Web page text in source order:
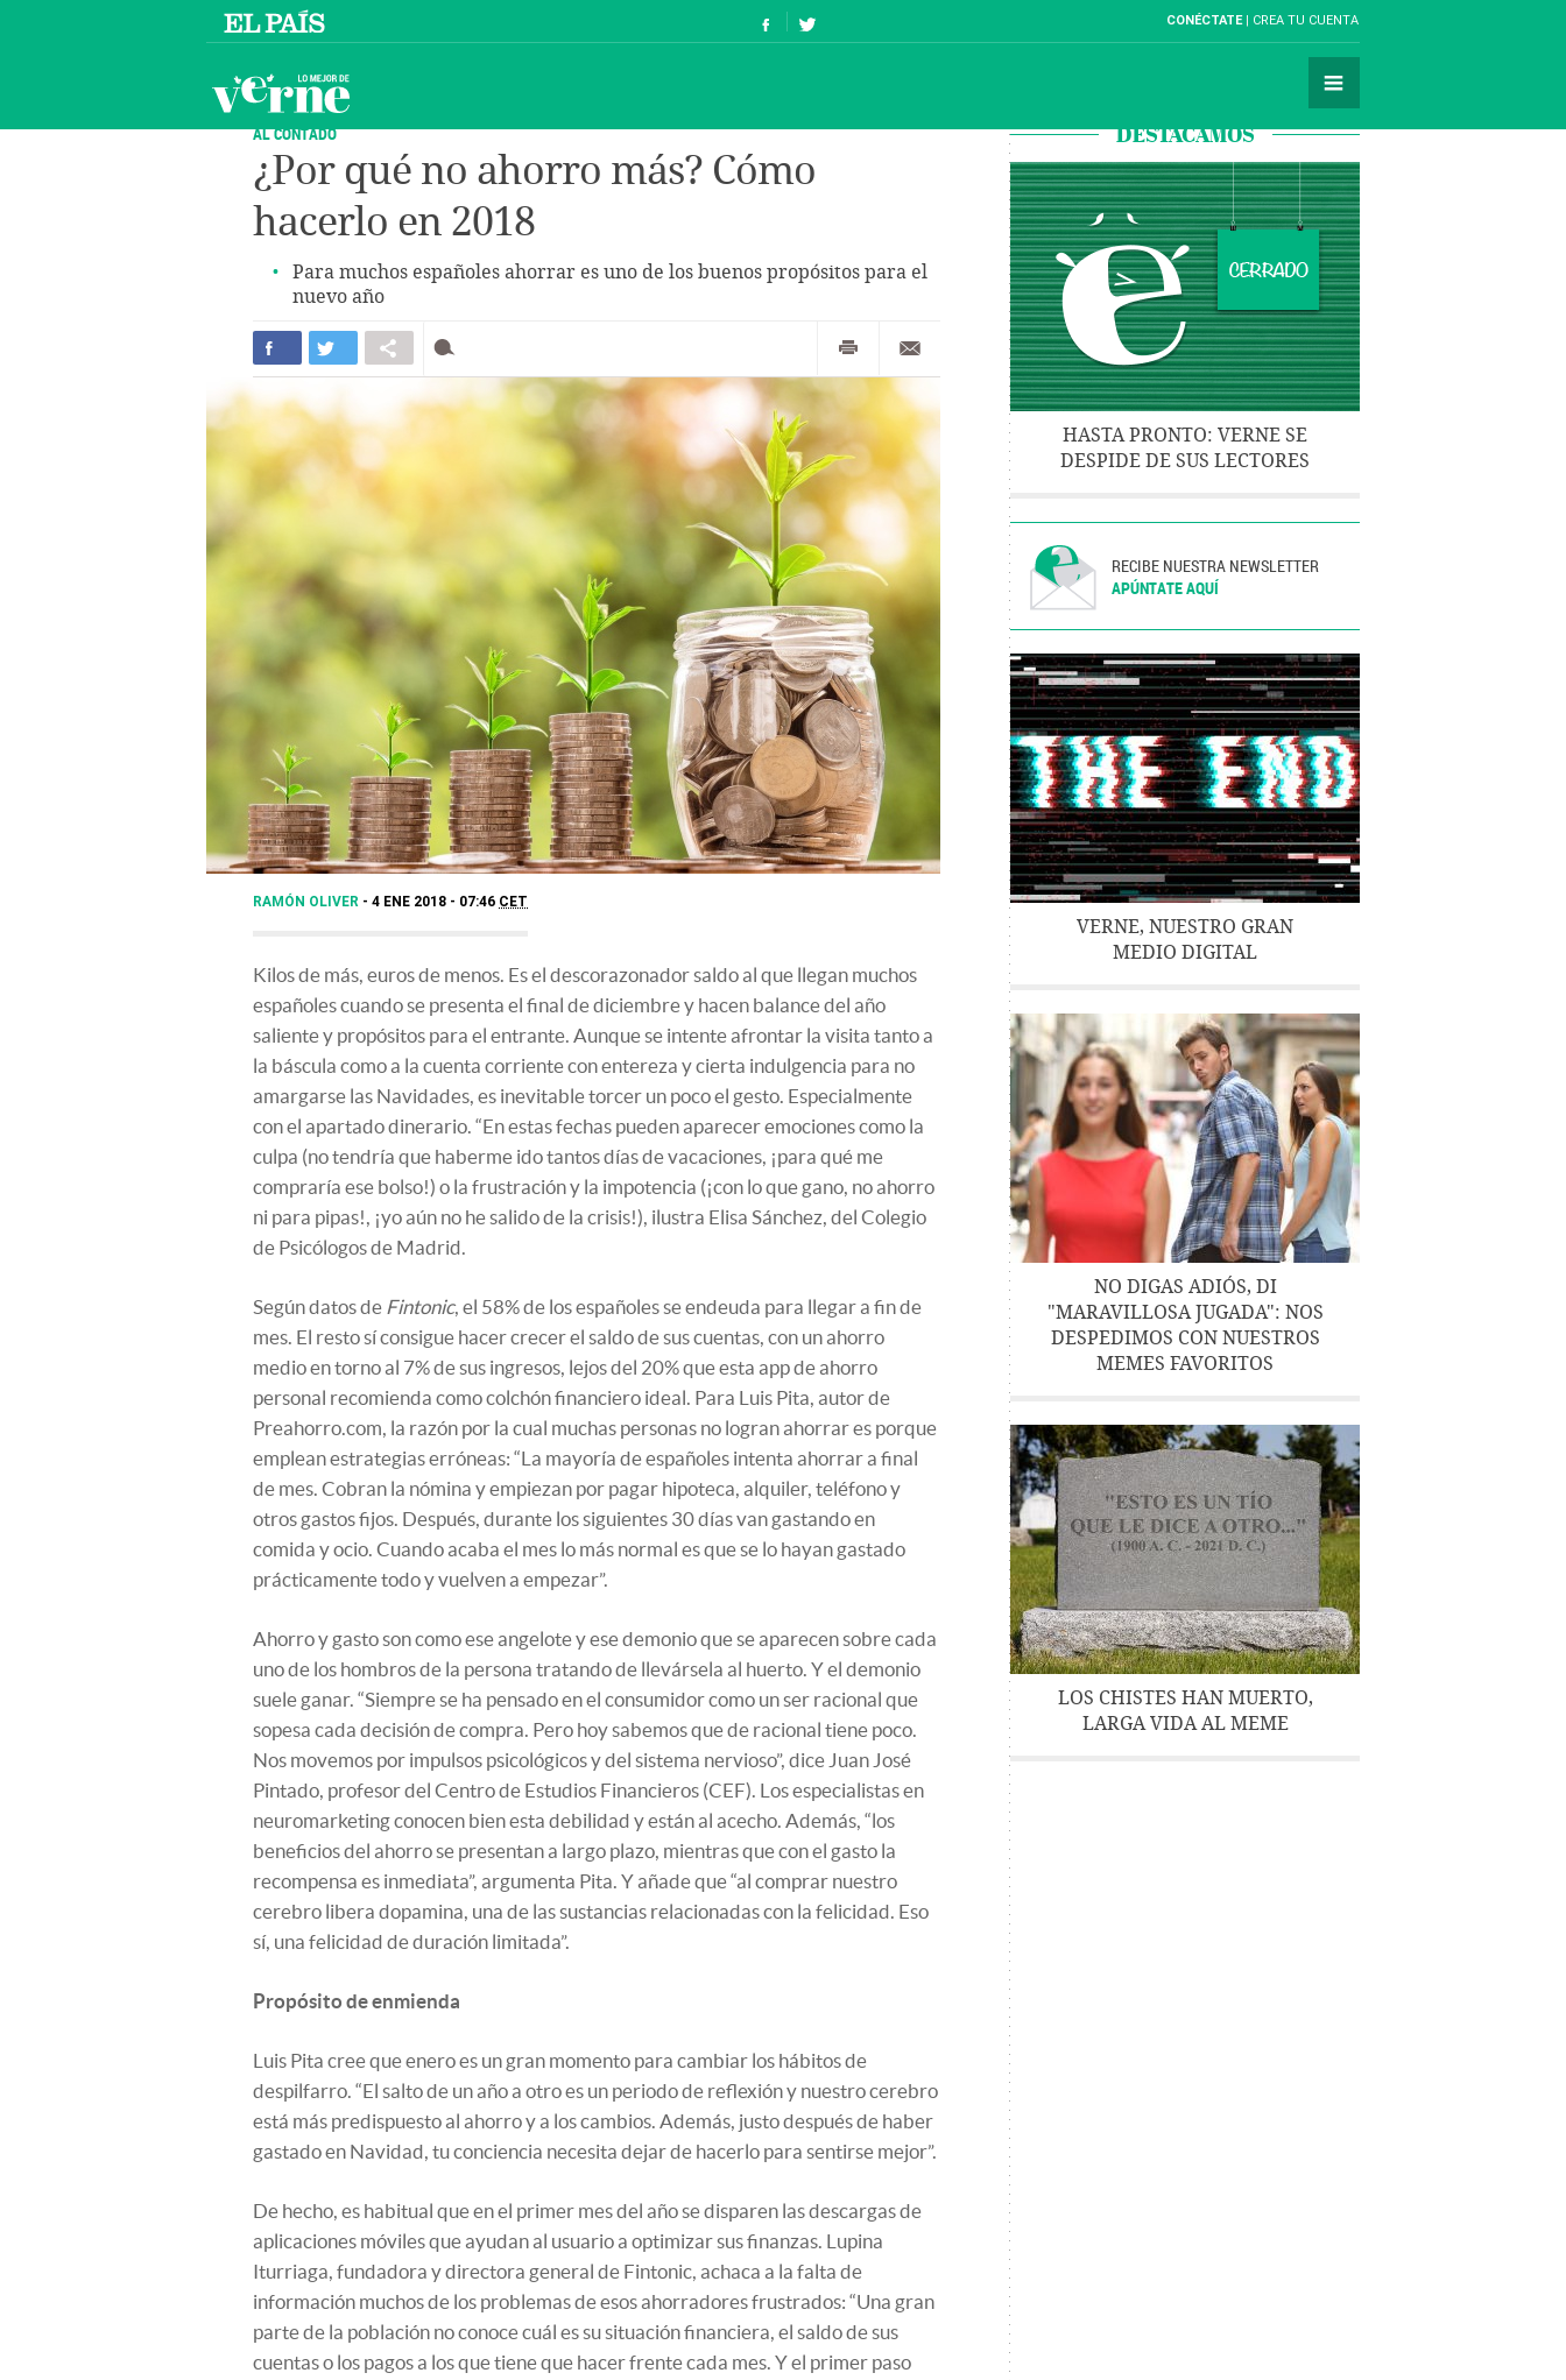
CONÉCTATE CREA TU CUENTA
AL CONTADO
¿Por qué no ahorro más? Cómo
hacerlo en 2018
Para muchos españoles ahorrar es uno de los buenos propósitos para el
nuevo año
RAMÓN OLIVER 4 ENE 2018 - 07:46 CET
Kilos de más, euros de menos. Es el descorazonador saldo al que llegan muchos
españoles cuando se presenta el final de diciembre y hacen balance del año
saliente y propósitos para el entrante. Aunque se intente afrontar la visita tanto a
la báscula como a la cuenta corriente con entereza y cierta indulgencia para no
amargarse las Navidades, es inevitable torcer un poco el gesto. Especialmente
con el apartado dinerario. “En estas fechas pueden aparecer emociones como la
culpa (no tendría que haberme ido tantos días de vacaciones, ¡para qué me
compraría ese bolso!) o la frustración y la impotencia (¡con lo que gano, no ahorro
ni para pipas!, ¡yo aún no he salido de la crisis!), ilustra Elisa Sánchez, del Colegio
de Psicólogos de Madrid.
Según datos de Fintonic, el 58% de los españoles se endeuda para llegar a fin de
mes. El resto sí consigue hacer crecer el saldo de sus cuentas, con un ahorro
medio en torno al 7% de sus ingresos, lejos del 20% que esta app de ahorro
personal recomienda como colchón financiero ideal. Para Luis Pita, autor de
Preahorro.com, la razón por la cual muchas personas no logran ahorrar es porque
emplean estrategias erróneas: “La mayoría de españoles intenta ahorrar a final
de mes. Cobran la nómina y empiezan por pagar hipoteca, alquiler, teléfono y
otros gastos fijos. Después, durante los siguientes 30 días van gastando en
comida y ocio. Cuando acaba el mes lo más normal es que se lo hayan gastado
prácticamente todo y vuelven a empezar”.
Ahorro y gasto son como ese angelote y ese demonio que se aparecen sobre cada
uno de los hombros de la persona tratando de llevársela al huerto. Y el demonio
suele ganar. “Siempre se ha pensado en el consumidor como un ser racional que
sopesa cada decisión de compra. Pero hoy sabemos que de racional tiene poco.
Nos movemos por impulsos psicológicos y del sistema nervioso”, dice Juan José
Pintado, profesor del Centro de Estudios Financieros (CEF). Los especialistas en
neuromarketing conocen bien esta debilidad y están al acecho. Además, “los
beneficios del ahorro se presentan a largo plazo, mientras que con el gasto la
recompensa es inmediata”, argumenta Pita. Y añade que “al comprar nuestro
cerebro libera dopamina, una de las sustancias relacionadas con la felicidad. Eso
sí, una felicidad de duración limitada”.
Propósito de enmienda
Luis Pita cree que enero es un gran momento para cambiar los hábitos de
despilfarro. “El salto de un año a otro es un periodo de reflexión y nuestro cerebro
está más predispuesto al ahorro y a los cambios. Además, justo después de haber
gastado en Navidad, tu conciencia necesita dejar de hacerlo para sentirse mejor”.
De hecho, es habitual que en el primer mes del año se disparen las descargas de
aplicaciones móviles que ayudan al usuario a optimizar sus finanzas. Lupina
Iturriaga, fundadora y directora general de Fintonic, achaca a la falta de
información muchos de los problemas de esos ahorradores frustrados: “Una gran
parte de la población no conoce cuál es su situación financiera, el saldo de sus
cuentas o los pagos a los que tiene que hacer frente cada mes. Y el primer paso
DESTACAMOS
HASTA PRONTO: VERNE SE
DESPIDE DE SUS LECTORES
RECIBE NUESTRA NEWSLETTER
APÚNTATE AQUÍ
VERNE, NUESTRO GRAN
MEDIO DIGITAL
NO DIGAS ADIÓS, DI
"MARAVILLOSA JUGADA": NOS
DESPEDIMOS CON NUESTROS
MEMES FAVORITOS
LOS CHISTES HAN MUERTO,
LARGA VIDA AL MEME